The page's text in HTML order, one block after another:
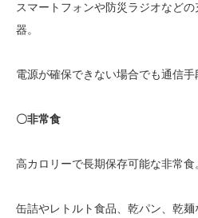
スマートフォンや防災ラジオなど
器。
電源が確保できない場合でも通信手
〇非常食
高カロリーで長期保存可能な非常食
缶詰やレトルト食品、乾パン、乾麺